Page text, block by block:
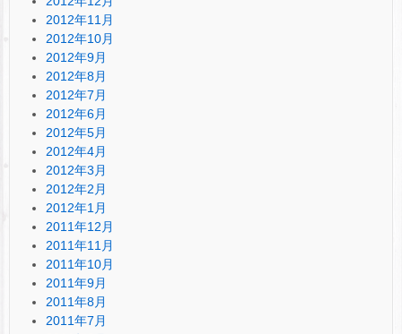
2012年11月
2012年10月
2012年9月
2012年8月
2012年7月
2012年6月
2012年5月
2012年4月
2012年3月
2012年2月
2012年1月
2011年12月
2011年11月
2011年10月
2011年9月
2011年8月
2011年7月